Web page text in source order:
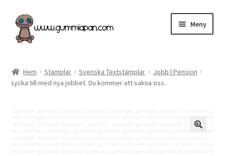
Hoppa
till
navigering
Hoppa
till
innehåll
Meny
Kategorier
Hem Stämplar Svenska Textstämplar
Jobb | Pension
Lycka till med nya jobbet. Du kommer att sakna oss.